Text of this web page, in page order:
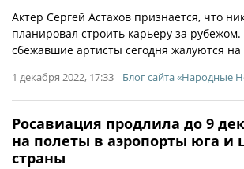
Актер Сергей Астахов признается, что
планировал строить карьеру за
сбежавшие артисты сегодня жалуются
1 декабря 2022, 17:33 Блог сайта «Народные
Росавиация продлила до 9
на полеты в аэропорты юга и
страны